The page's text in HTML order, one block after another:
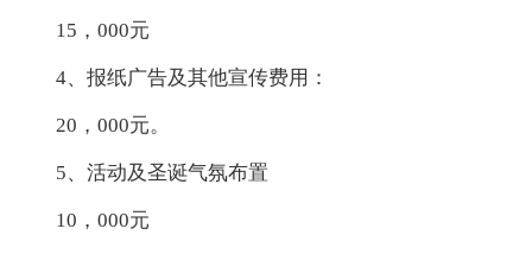
15，000元
4、报纸广告及其他宣传费用：
20，000元。
5、活动及圣诞气氛布置
10，000元